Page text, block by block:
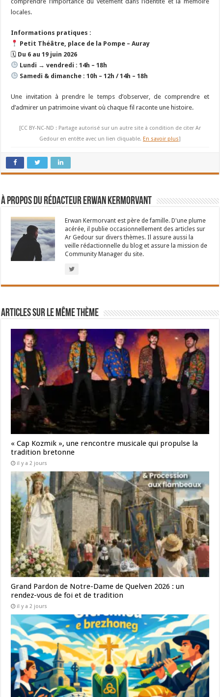
locales.
Informations pratiques :
Petit Théâtre, place de la Pompe – Auray
🗓 Du 6 au 19 juin 2026
Lundi → vendredi : 14h – 18h
Samedi & dimanche : 10h – 12h / 14h – 18h
Une invitation à prendre le temps d’observer, de comprendre et
d’admirer un patrimoine vivant où chaque fil raconte une histoire.
[CC BY-NC-ND : Partage autorisé sur un autre site à condition de citer Ar
Gedour en entête avec un lien cliquable. En savoir plus]
À propos du rédacteur Erwan Kermorvant
Erwan Kermorvant est père de famille. D'une plume
acérée, il publie occasionnellement des articles sur
Ar Gedour sur divers thèmes. Il assure aussi la
veille rédactionnelle du blog et assure la mission de
Community Manager du site.
Articles sur le même thème
« Cap Kozmik », une rencontre musicale qui propulse la
tradition bretonne
il y a 2 jours
Grand Pardon de Notre-Dame de Quelven 2026 : un
rendez-vous de foi et de tradition
il y a 2 jours